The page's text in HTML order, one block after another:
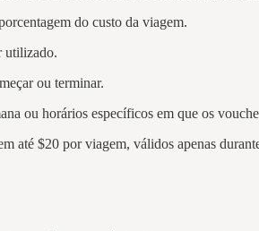
do custo da viagem.
utilizado.
ou terminar.
ou horários específicos em que os
até $20 por viagem, válidos apenas